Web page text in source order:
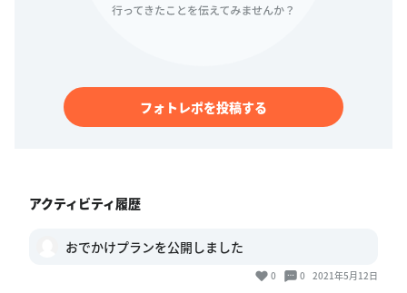
フォトレポを投稿する
アクティビティ履歴
おでかけプランを公開しました
0 0 2021年5月12日